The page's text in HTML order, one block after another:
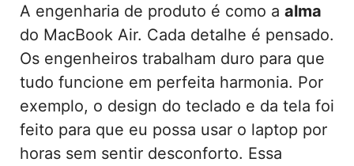
A engenharia de produto é como a alma
do MacBook Air. Cada detalhe é pensado.
Os engenheiros trabalham duro para que
tudo funcione em perfeita harmonia. Por
exemplo, o design do teclado e da tela foi
feito para que eu possa usar o laptop por
horas sem sentir desconforto. Essa